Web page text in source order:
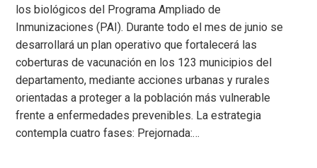
los biológicos del Programa Ampliado de
Inmunizaciones (PAI). Durante todo el mes de junio se
desarrollará un plan operativo que fortalecerá las
coberturas de vacunación en los 123 municipios del
departamento, mediante acciones urbanas y rurales
orientadas a proteger a la población más vulnerable
frente a enfermedades prevenibles. La estrategia
contempla cuatro fases: Prejornada:…